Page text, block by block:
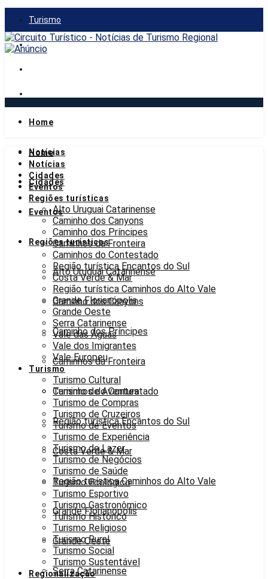
Turismo
Gastronomia
quarta-feira, 5 de agosto de 2026
Home
Notícias
Cidades
Eventos
Regiões turísticas
Alto Uruguai Catarinense
Caminho dos Canyons
Caminho dos Príncipes
Caminhos da Fronteira
Caminhos do Contestado
Região turística Encantos do Sul
Costa Verde & Mar
Região turística Caminhos do Alto Vale
Grande Florianópolis
Grande Oeste
Serra Catarinense
Home
Notícias
Cidades
Eventos
Regiões turísticas
Alto Uruguai Catarinense
Caminho dos Canyons
Caminho dos Príncipes
Caminhos da Fronteira
Caminhos do Contestado
Região turística Encantos do Sul
Costa Verde & Mar
Região turística Caminhos do Alto Vale
Grande Florianópolis
Grande Oeste
Serra Catarinense
Vale das Águas
Vale dos Imigrantes
Vale Europeu
Turismo
Turismo Cultural
Turismo de Aventura
Turismo de Compras
Turismo de Cruzeiros
Turismo de Eventos
Turismo de Experiência
Turismo de Lazer
Turismo de Negócios
Turismo de Saúde
Turismo Ecológico
Turismo Esportivo
Turismo Gastronômico
Turismo Histórico
Turismo Religioso
Turismo Rural
Turismo Social
Turismo Sustentável
Regionalização